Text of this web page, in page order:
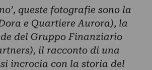
queste fotografie sono la
e Quartiere Aurora), la
del Gruppo Finanziario
il racconto di una
incrocia con la storia del